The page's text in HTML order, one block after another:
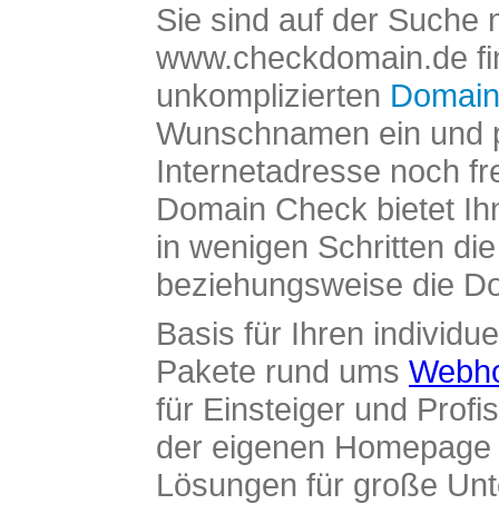
Sie sind auf der Suche
www.checkdomain.de
unkomplizierten
Wunschnamen ein und
Internetadresse noch
Domain Check bietet
in wenigen Schritten
beziehungsweise die
Basis für Ihren
Pakete rund ums
für Einsteiger und
der eigenen
Lösungen für große